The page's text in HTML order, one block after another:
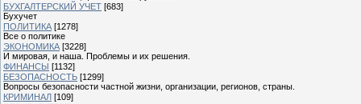
БУХГАЛТЕРСКИЙ УЧЕТ [683]
Бухучет
ПОЛИТИКА [1278]
Все о политике
ЭКОНОМИКА [3228]
И мировая, и наша. Проблемы и их решения.
ФИНАНСЫ [1132]
БЕЗОПАСНОСТЬ [1299]
Вопросы безопасности частной жизни, организации, регионов, страны.
КРИМИНАЛ [109]